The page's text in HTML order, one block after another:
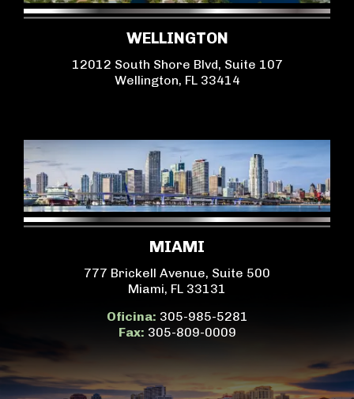
WELLINGTON
12012 South Shore Blvd, Suite 107
Wellington, FL 33414
MIAMI
777 Brickell Avenue, Suite 500
Miami, FL 33131
Oficina: 305-985-5281
Fax: 305-809-0009